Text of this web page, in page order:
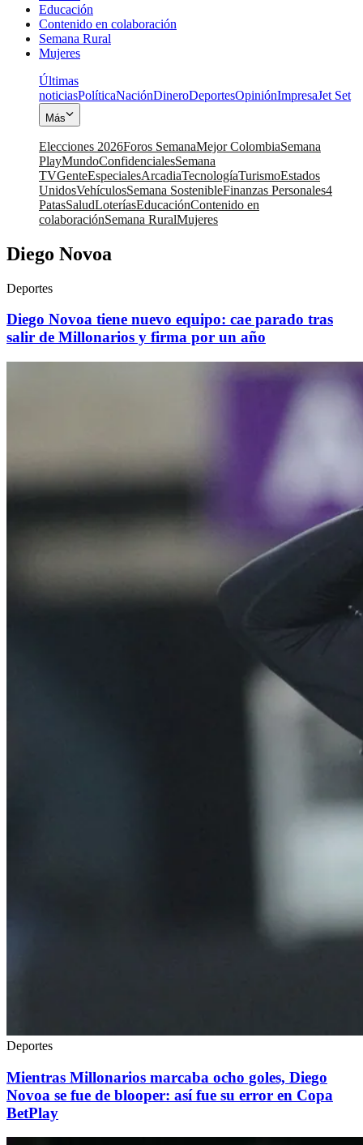
Educación
Contenido en colaboración
Semana Rural
Mujeres
Últimas
noticiasPolíticaNaciónDineroDeportesOpiniónImpresaJet Set
Más
Elecciones 2026Foros SemanaMejor ColombiaSemana
PlayMundoConfidencialesSemana
TVGenteEspecialesArcadiaTecnologíaTurismoEstados
UnidosVehículosSemana SostenibleFinanzas Personales4
PatasSaludLoteríasEducaciónContenido en
colaboraciónSemana RuralMujeres
Diego Novoa
Deportes
Diego Novoa tiene nuevo equipo: cae parado tras
salir de Millonarios y firma por un año
Deportes
Mientras Millonarios marcaba ocho goles, Diego
Novoa se fue de blooper: así fue su error en Copa
BetPlay